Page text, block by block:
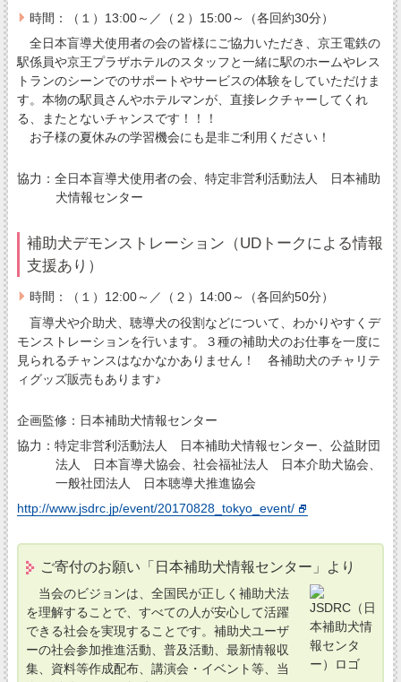
時間：（１）13:00～／（２）15:00～（各回約30分）
全日本盲導犬使用者の会の皆様にご協力いただき、京王電鉄の
駅係員や京王プラザホテルのスタッフと一緒に駅のホームやレス
トランのシーンでのサポートやサービスの体験をしていただけま
す。本物の駅員さんやホテルマンが、直接レクチャーしてくれ
る、またとないチャンスです！！！
お子様の夏休みの学習機会にも是非ご利用ください！
協力：全日本盲導犬使用者の会、特定非営利活動法人 日本補助
犬情報センター
補助犬デモンストレーション（UDトークによる情報
支援あり）
時間：（１）12:00～／（２）14:00～（各回約50分）
盲導犬や介助犬、聴導犬の役割などについて、わかりやすくデ
モンストレーションを行います。３種の補助犬のお仕事を一度に
見られるチャンスはなかなかありません！ 各補助犬のチャリテ
ィグッズ販売もあります♪
企画監修：日本補助犬情報センター
協力：特定非営利活動法人 日本補助犬情報センター、公益財団
法人 日本盲導犬協会、社会福祉法人 日本介助犬協会、
一般社団法人 日本聴導犬推進協会
http://www.jsdrc.jp/event/20170828_tokyo_event/
ご寄付のお願い「日本補助犬情報センター」より
当会のビジョンは、全国民が正しく補助犬法
を理解することで、すべての人が安心して活躍
できる社会を実現することです。補助犬ユーザ
ーの社会参加推進活動、普及活動、最新情報収
集、資料等作成配布、講演会・イベント等、当